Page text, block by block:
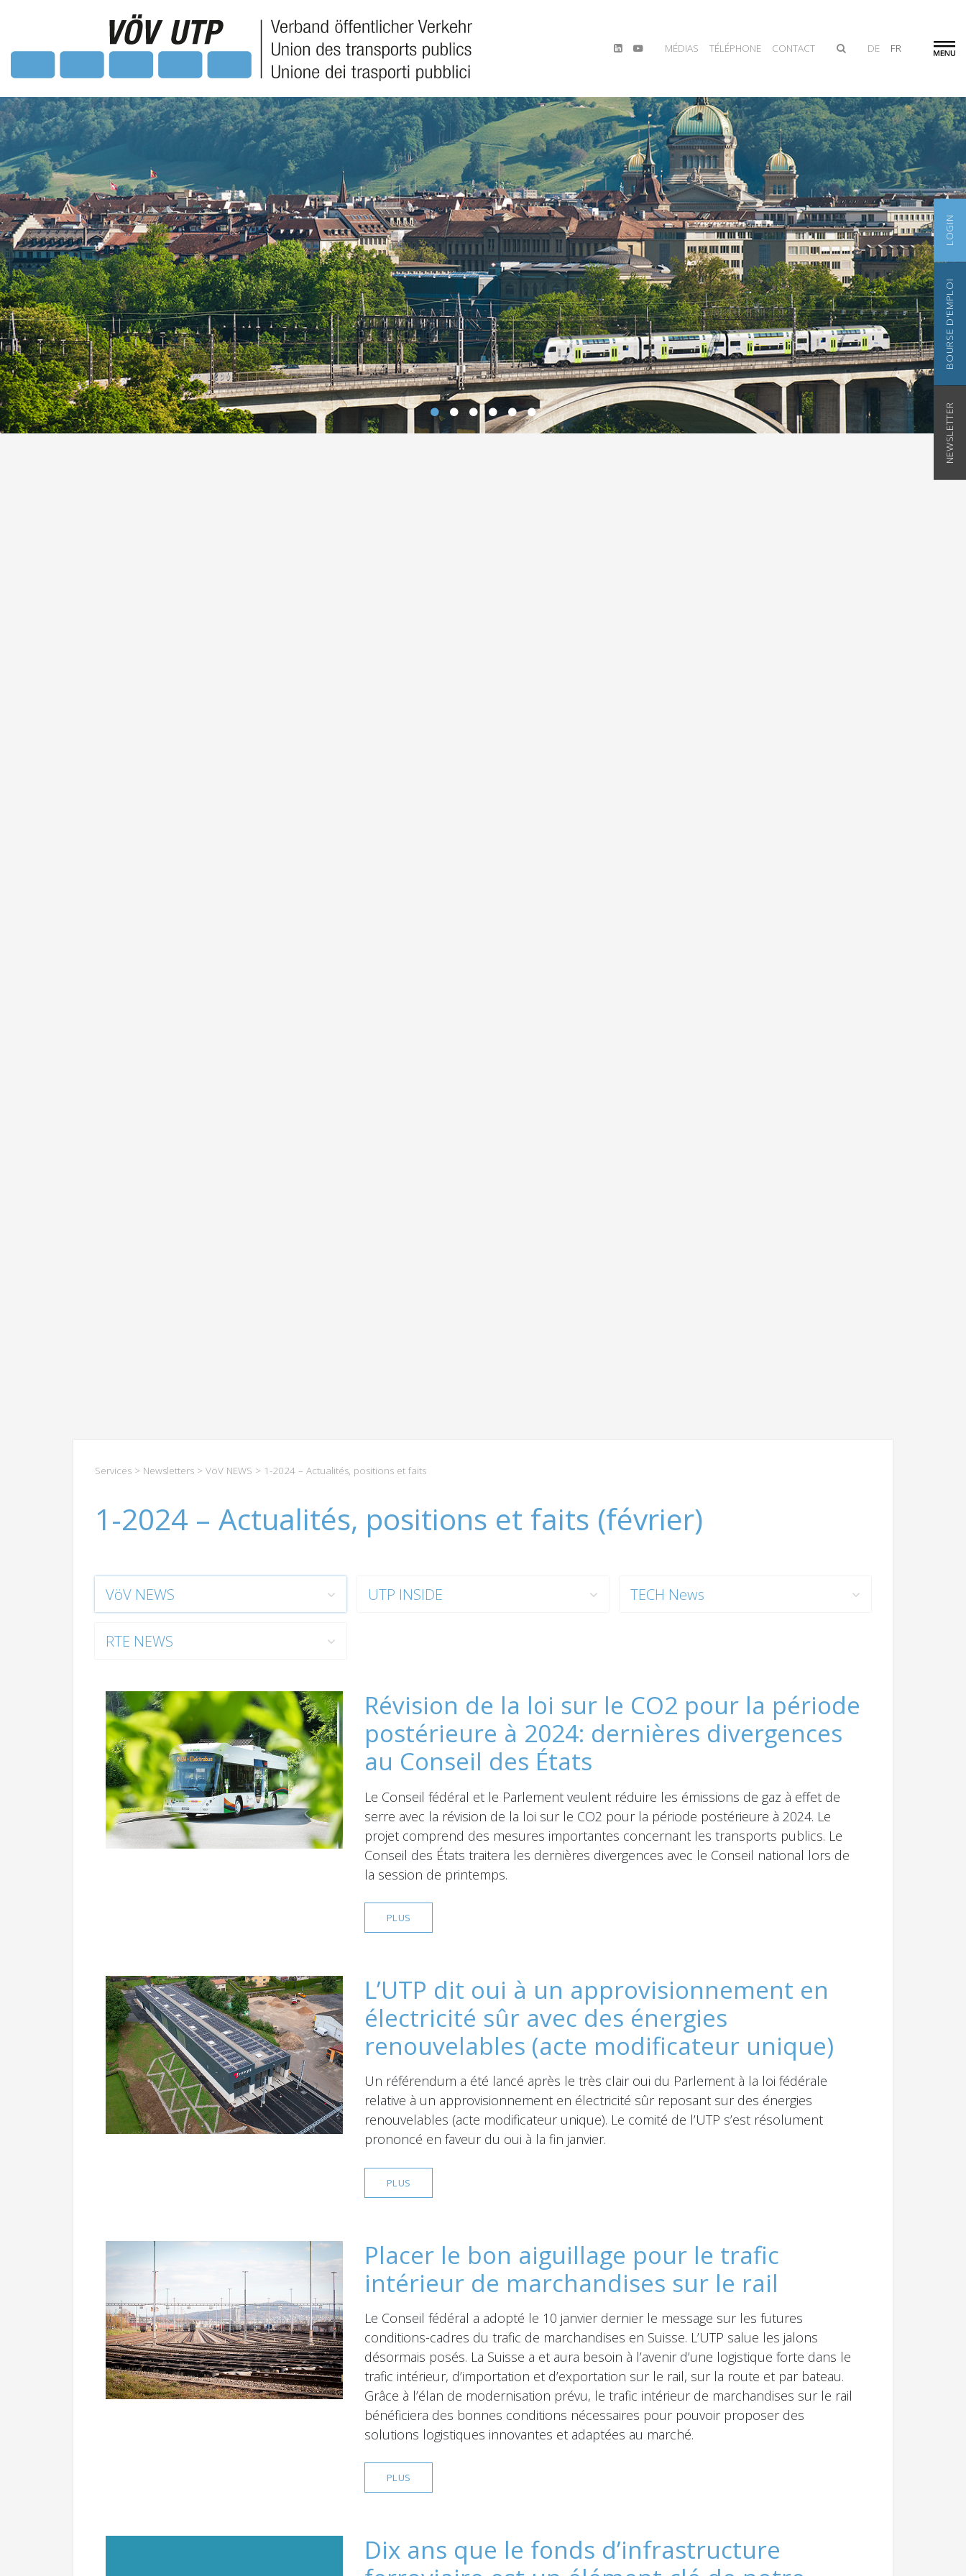
MÉDIAS TÉLÉPHONE CONTACT DE FR
LOGIN
BOURSE D'EMPLOI
NEWSLETTER
Services > Newsletters > VöV NEWS > 1-2024 – Actualités, positions et faits
1-2024 – Actualités, positions et faits (février)
VöV NEWS UTP INSIDE TECH News
RTE NEWS
Révision de la loi sur le CO2 pour la période
postérieure à 2024: dernières divergences
au Conseil des États
Le Conseil fédéral et le Parlement veulent réduire les émissions de gaz à effet de
serre avec la révision de la loi sur le CO2 pour la période postérieure à 2024. Le
projet comprend des mesures importantes concernant les transports publics. Le
Conseil des États traitera les dernières divergences avec le Conseil national lors de
la session de printemps.
PLUS
L’UTP dit oui à un approvisionnement en
électricité sûr avec des énergies
renouvelables (acte modificateur unique)
Un référendum a été lancé après le très clair oui du Parlement à la loi fédérale
relative à un approvisionnement en électricité sûr reposant sur des énergies
renouvelables (acte modificateur unique). Le comité de l’UTP s’est résolument
prononcé en faveur du oui à la fin janvier.
PLUS
Placer le bon aiguillage pour le trafic
intérieur de marchandises sur le rail
Le Conseil fédéral a adopté le 10 janvier dernier le message sur les futures
conditions-cadres du trafic de marchandises en Suisse. L’UTP salue les jalons
désormais posés. La Suisse a et aura besoin à l’avenir d’une logistique forte dans le
trafic intérieur, d’importation et d’exportation sur le rail, sur la route et par bateau.
Grâce à l’élan de modernisation prévu, le trafic intérieur de marchandises sur le rail
bénéficiera des bonnes conditions nécessaires pour pouvoir proposer des
solutions logistiques innovantes et adaptées au marché.
PLUS
Dix ans que le fonds d’infrastructure